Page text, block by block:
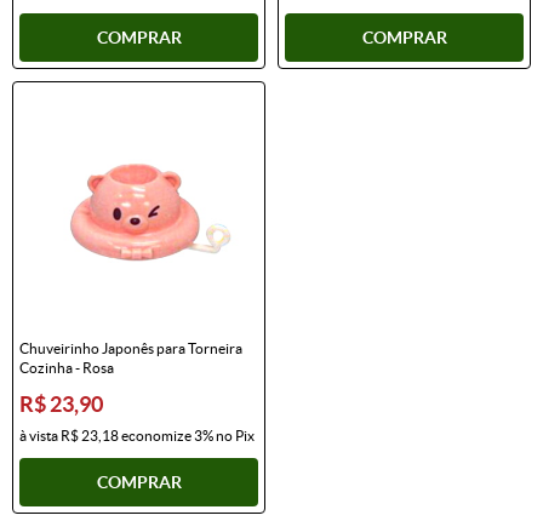
COMPRAR COMPRAR
Chuveirinho Japonês para Torneira
Cozinha - Rosa
R$ 23,90
à vista R$ 23,18economize3%no Pix
COMPRAR